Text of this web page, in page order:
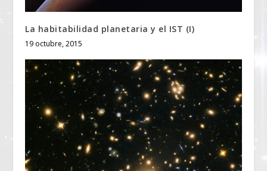
La habitabilidad planetaria y el IST (I)
19 octubre, 2015